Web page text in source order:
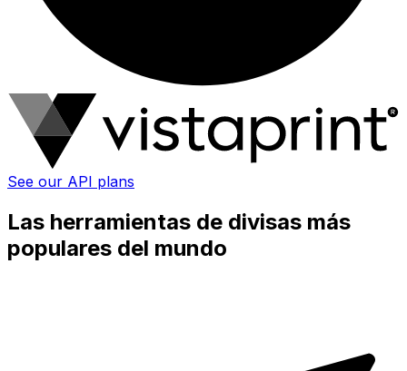
See our API plans
Las herramientas de divisas más
populares del mundo